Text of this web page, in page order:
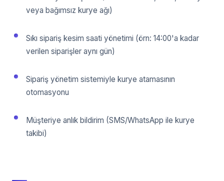
veya bağımsız kurye ağı)
Sıkı sipariş kesim saati yönetimi (örn: 14:00'a kadar
verilen siparişler aynı gün)
Sipariş yönetim sistemiyle kurye atamasının
otomasyonu
Müşteriye anlık bildirim (SMS/WhatsApp ile kurye
takibi)